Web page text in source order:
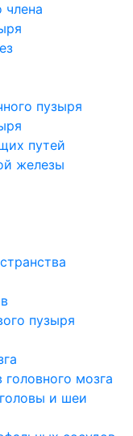
члена
пузыря
путей
железы
пузыря
мозга
и шеи